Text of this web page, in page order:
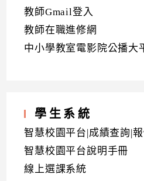
教師Gmail登入
教師在職進修網
中小學教室電影院公播大
學生系統
智慧校園平台|成績查詢|
智慧校園平台說明手冊
線上選課系統